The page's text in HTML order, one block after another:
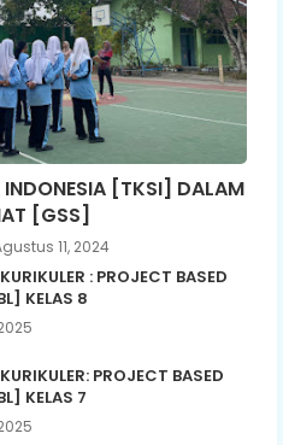
INDONESIA [TKSI] DALAM
[GSS]
11, 2024
: PROJECT BASED
KELAS 8
PROJECT BASED
KELAS 7